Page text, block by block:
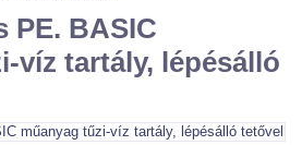
PE. BASIC
víz tartály, lépésálló